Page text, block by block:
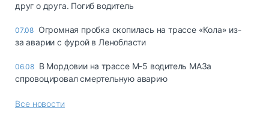
друг о друга. Погиб водитель
07.08 Огромная пробка скопилась на трассе «Кола» из-
за аварии с фурой в Ленобласти
06.08 В Мордовии на трассе М-5 водитель МАЗа
спровоцировал смертельную аварию
Все новости